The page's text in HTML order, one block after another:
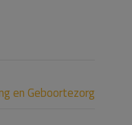
en Geboortezorg